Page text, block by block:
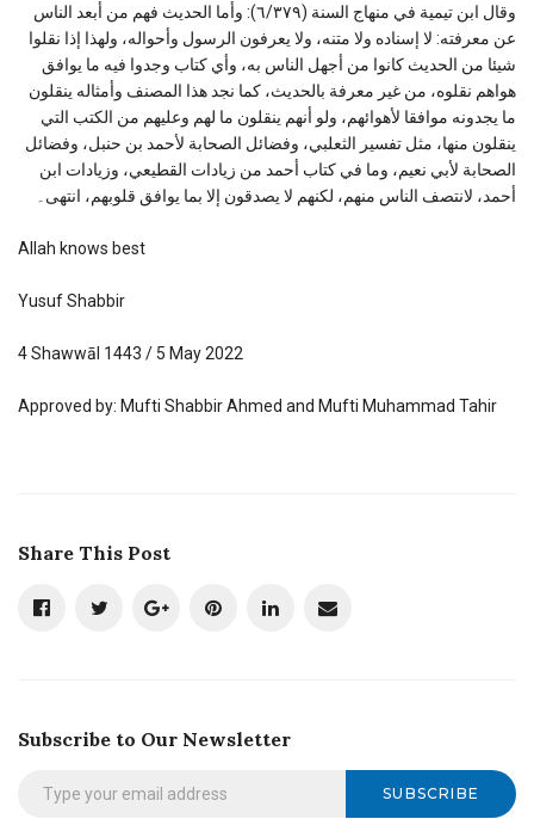
وقال ابن تيمية في منهاج السنة (٦/٣٧٩): وأما الحديث فهم من أبعد الناس
عن معرفته: لا إسناده ولا متنه، ولا يعرفون الرسول وأحواله، ولهذا إذا نقلوا
شيئا من الحديث كانوا من أجهل الناس به، وأي كتاب وجدوا فيه ما يوافق
هواهم نقلوه، من غير معرفة بالحديث، كما نجد هذا المصنف وأمثاله ينقلون
ما يجدونه موافقا لأهوائهم، ولو أنهم ينقلون ما لهم وعليهم من الكتب التي
ينقلون منها، مثل تفسير الثعلبي، وفضائل الصحابة لأحمد بن حنبل، وفضائل
الصحابة لأبي نعيم، وما في كتاب أحمد من زيادات القطيعي، وزيادات ابن
أحمد، لانتصف الناس منهم، لكنهم لا يصدقون إلا بما يوافق قلوبهم، انتهى۔
Allah knows best
Yusuf Shabbir
4 Shawwāl 1443 / 5 May 2022
Approved by: Mufti Shabbir Ahmed and Mufti Muhammad Tahir
Share This Post
Subscribe to Our Newsletter
SUBSCRIBE